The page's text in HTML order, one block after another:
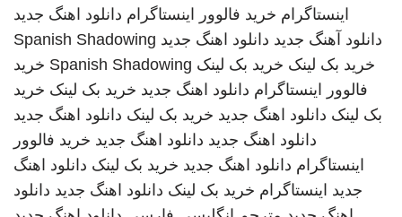
اینستاگرام خرید فالوور اینستاگرام دانلود اهنگ جدید
دانلود آهنگ جدید دانلود اهنگ جدید Spanish Shadowing
خرید بک لینک خرید بک لینک Spanish Shadowing خرید
فالوور اینستاگرام دانلود اهنگ جدید خرید بک لینک خرید
بک لینک دانلود اهنگ جدید خرید بک لینک دانلود اهنگ جدید
دانلود اهنگ جدید دانلود اهنگ جدید خرید فالوور
اینستاگرام دانلود اهنگ جدید خرید بک لینک دانلود اهنگ
جدید اینستاگرام خرید بک لینک دانلود اهنگ جدید دانلود